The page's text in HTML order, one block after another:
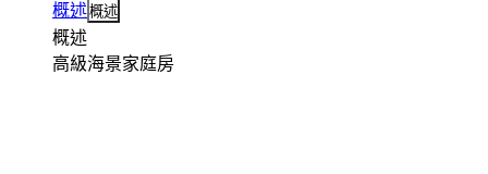
概述概述
概述
高級海景家庭房